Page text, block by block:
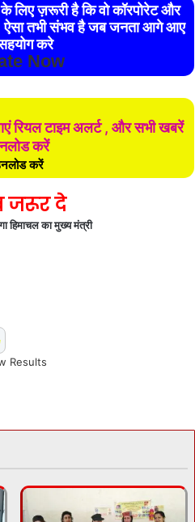
लिए ज़रूरी है कि वो कॉरपोरेट और
ऐसा तभी संभव है जब जनता आगे आए
करे
Now
रियल टाइम अलर्ट , और सभी खबरें
करें
करें
जरूर दे
हिमाचल का मुख्य मंत्री
Results